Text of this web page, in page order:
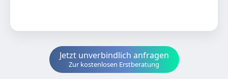
Jetzt unverbindlich anfragen